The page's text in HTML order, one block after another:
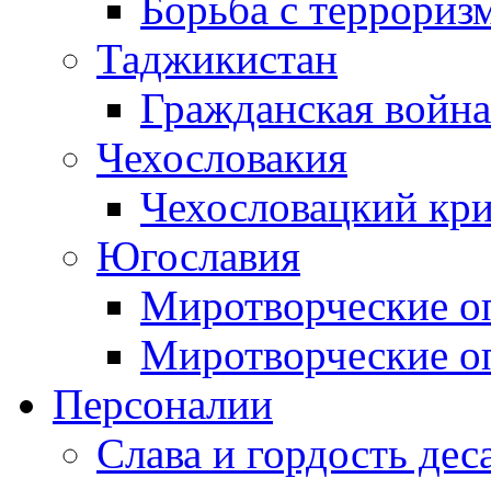
Таджикистан
Гражданская
Чехословакия
Чехословацкий
Югославия
Миротворческие
Миротворческие
Персоналии
Слава и гордость